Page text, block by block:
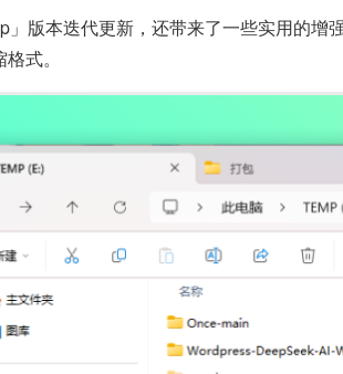
」版本迭代更新，还带来了一些实用的增
式。